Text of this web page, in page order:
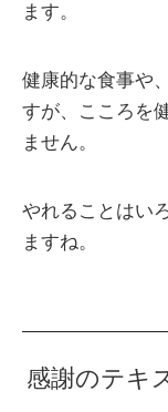
ます。
健康的な食事や
すが、こころを
ません。
やれることはい
ますね。
感謝のテキ